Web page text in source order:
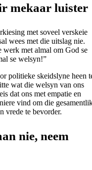
mekaar luister
met soveel verskeie
wees met die uitslag nie.
werk met almal om God se
se welsyn!”
politieke skeidslyne heen
wat die welsyn van ons
dat ons met empatie en
vind om die
vrede te bevorder.
nie, neem